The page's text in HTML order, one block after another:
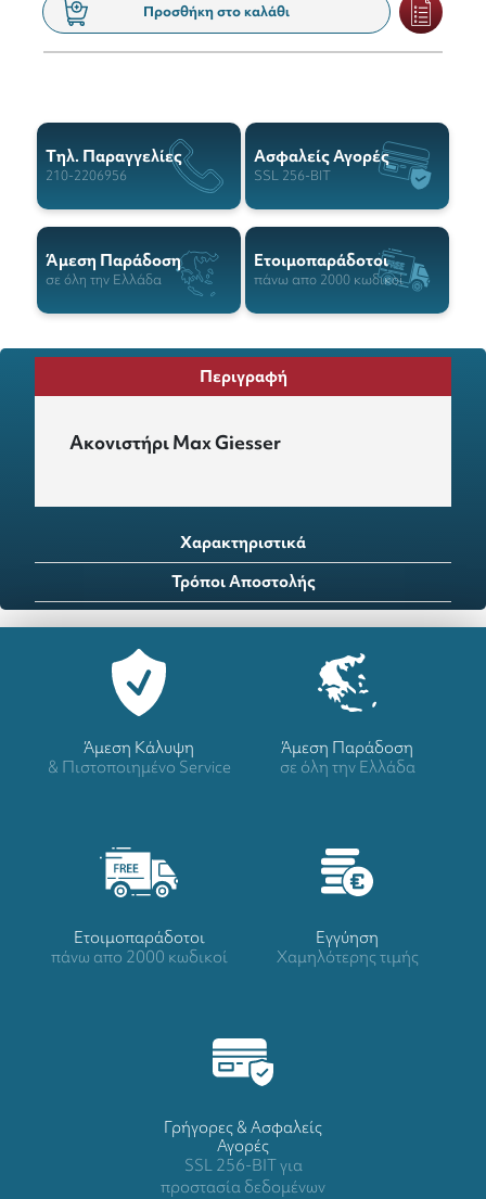
Προσθήκη στο καλάθι
Tηλ. Παραγγελίες
210-2206956
Ασφαλείς Αγορές
SSL 256-BIT
Άμεση Παράδοση
σε όλη την Ελλάδα
Ετοιμοπαράδοτοι
πάνω απο 2000 κωδικοί
Περιγραφή
Ακονιστήρι Max Giesser
Χαρακτηριστικά
Τρόποι Αποστολής
Άμεση Κάλυψη
& Πιστοποιημένο Service
Άμεση Παράδοση
σε όλη την Ελλάδα
Ετοιμοπαράδοτοι
πάνω απο 2000 κωδικοί
Eγγύηση
Χαμηλότερης τιμής
Γρήγορες & Ασφαλείς
Αγορές
SSL 256-BIT για
προστασία δεδομένων